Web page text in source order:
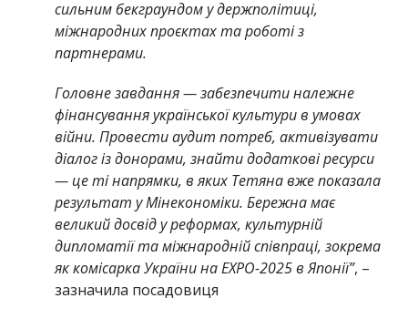
сильним бекграундом у держполітиці,
міжнародних проєктах та роботі з
партнерами.
Головне завдання — забезпечити належне
фінансування української культури в умовах
війни. Провести аудит потреб, активізувати
діалог із донорами, знайти додаткові ресурси
— це ті напрямки, в яких Тетяна вже показала
результат у Мінекономіки. Бережна має
великий досвід у реформах, культурній
дипломатії та міжнародній співпраці, зокрема
як комісарка України на EXPO-2025 в Японії”, –
зазначила посадовиця